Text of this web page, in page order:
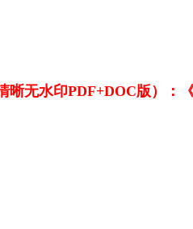
晰无水印PDF+DOC版）：